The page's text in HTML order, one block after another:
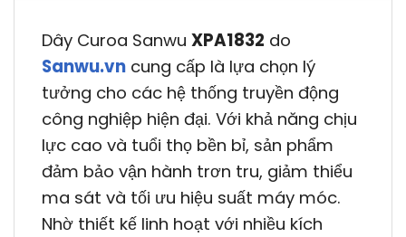
Dây Curoa Sanwu XPA1832 do
Sanwu.vn cung cấp là lựa chọn lý
tưởng cho các hệ thống truyền động
công nghiệp hiện đại. Với khả năng chịu
lực cao và tuổi thọ bền bỉ, sản phẩm
đảm bảo vận hành trơn tru, giảm thiểu
ma sát và tối ưu hiệu suất máy móc.
Nhờ thiết kế linh hoạt với nhiều kích